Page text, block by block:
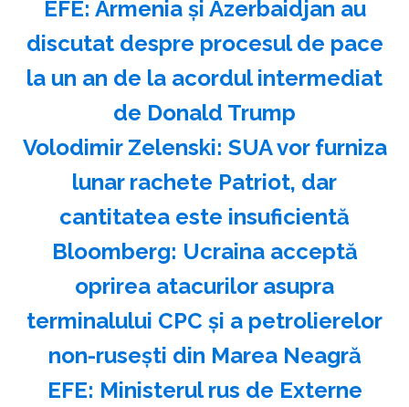
EFE: Armenia şi Azerbaidjan au
discutat despre procesul de pace
la un an de la acordul intermediat
de Donald Trump
Volodimir Zelenski: SUA vor furniza
lunar rachete Patriot, dar
cantitatea este insuficientă
Bloomberg: Ucraina acceptă
oprirea atacurilor asupra
terminalului CPC şi a petrolierelor
non-ruseşti din Marea Neagră
EFE: Ministerul rus de Externe